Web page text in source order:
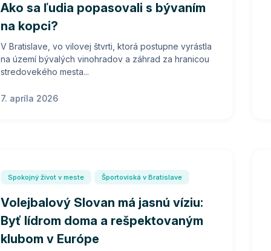
Ako sa ľudia popasovali s bývaním
na kopci?
V Bratislave, vo vilovej štvrti, ktorá postupne vyrástla
na území bývalých vinohradov a záhrad za hranicou
stredovekého mesta...
7. apríla 2026
Spokojný život v meste Športoviská v Bratislave
Volejbalový Slovan má jasnú víziu:
Byť lídrom doma a rešpektovaným
klubom v Európe